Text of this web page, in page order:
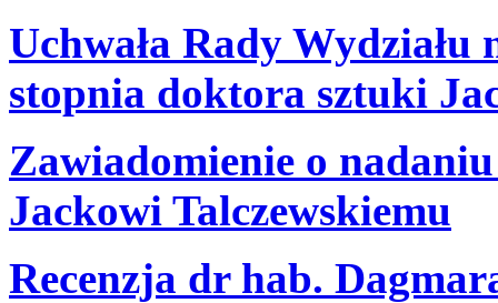
Uchwała Rady
stopnia doktora sztuki
Zawiadomienie o
Jackowi Talczewskiemu
Recenzja dr hab.